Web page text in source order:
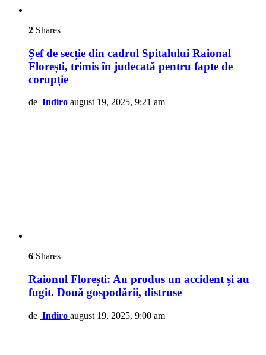
2 Shares
Șef de secție din cadrul Spitalului Raional
Florești, trimis în judecată pentru fapte de
corupție
de Indiro august 19, 2025, 9:21 am
6 Shares
Raionul Florești: Au produs un accident și au
fugit. Două gospodării, distruse
de Indiro august 19, 2025, 9:00 am